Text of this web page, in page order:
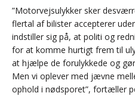
”Motorvejsulykker sker
flertal af bilister accepterer
indstiller sig på, at politi og
for at komme hurtigt frem til
at hjælpe de forulykkede og
Men vi oplever med jævne
ophold i nødsporet”, fortæller